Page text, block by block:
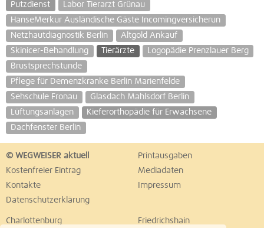
Putzdienst
Labor Tierarzt Grünau
HanseMerkur Ausländische Gäste Incomingversicherun
Netzhautdiagnostik Berlin
Altgold Ankauf
Skinicer-Behandlung
Tierärzte
Logopädie Prenzlauer Berg
Brustsprechstunde
Pflege für Demenzkranke Berlin Marienfelde
Sehschule Fronau
Glasdach Mahlsdorf Berlin
Lüftungsanlagen
Kieferorthopädie für Erwachsene
Dachfenster Berlin
© WEGWEISER aktuell
Printausgaben
Kostenfreier Eintrag
Mediadaten
Kontakte
Impressum
Datenschutzerklärung
Charlottenburg Friedrichshain